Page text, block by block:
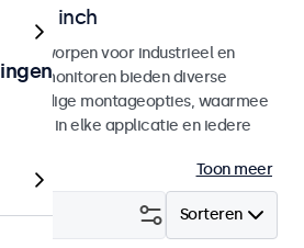
32 inch
ontworpen voor industrieel en
monitoren bieden diverse
veelzijdige montageopties, waarmee
zijn in elke applicatie en iedere
Toon meer
Sorteren